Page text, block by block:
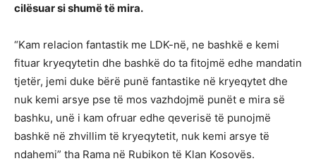
cilësuar si shumë të mira.
“Kam relacion fantastik me LDK-në, ne bashkë e kemi
fituar kryeqytetin dhe bashkë do ta fitojmë edhe mandatin
tjetër, jemi duke bërë punë fantastike në kryeqytet dhe
nuk kemi arsye pse të mos vazhdojmë punët e mira së
bashku, unë i kam ofruar edhe qeverisë të punojmë
bashkë në zhvillim të kryeqytetit, nuk kemi arsye të
ndahemi” tha Rama në Rubikon të Klan Kosovës.